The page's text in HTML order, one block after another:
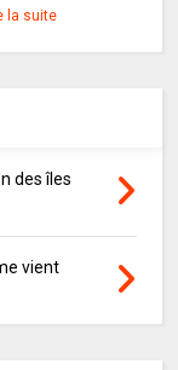
la suite
des îles
vient